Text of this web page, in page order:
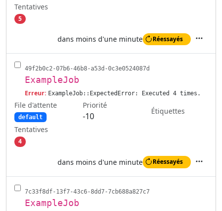
Tentatives
5
dans moins d'une minute Réessayés
49f2b0c2-07b6-46b8-a53d-0c3e0524087d
ExampleJob
Erreur: ExampleJob::ExpectedError: Executed 4 times.
File d'attente
default
Priorité
-10
Étiquettes
Tentatives
4
dans moins d'une minute Réessayés
7c33f8df-13f7-43c6-8dd7-7cb688a827c7
ExampleJob